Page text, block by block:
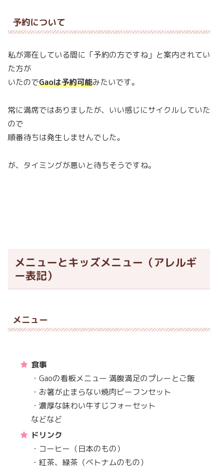
予約について
私が滞在している間に「予約の方ですね」と案内されてい
た方が
いたのでGaoは予約可能みたいです。
常に満席ではありましたが、いい感じにサイクルしていた
ので
順番待ちは発生しませんでした。
が、タイミングが悪いと待ちそうですね。
メニューとキッズメニュー（アレルギ
ー表記）
メニュー
食事
・Gaoの看板メニュー 満腹満足のプレーとご飯
・お箸が止まらない焼肉ビーフンセット
・濃厚な味わい牛すじフォーセット
などなど
ドリンク
・コーヒー（日本のもの）
・紅茶、緑茶（ベトナムのもの）